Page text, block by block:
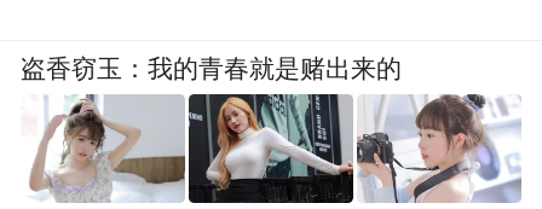
盗香窃玉：我的青春就是赌出来的